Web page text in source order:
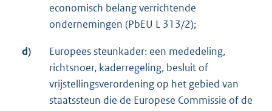
economisch belang verrichtende
ondernemingen (PbEU L 313/2);
d)
Europees steunkader: een mededeling,
richtsnoer, kaderregeling, besluit of
vrijstellingsverordening op het gebied van
staatssteun die de Europese Commissie of de